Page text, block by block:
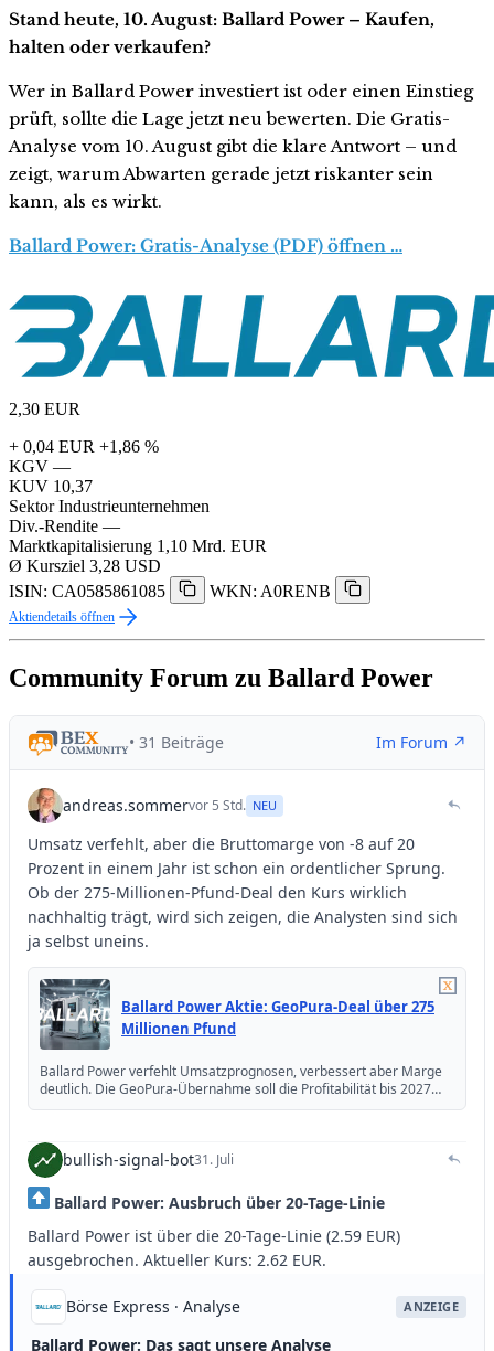
Stand heute, 10. August: Ballard Power – Kaufen,
halten oder verkaufen?
Wer in Ballard Power investiert ist oder einen Einstieg
prüft, sollte die Lage jetzt neu bewerten. Die Gratis-
Analyse vom 10. August gibt die klare Antwort – und
zeigt, warum Abwarten gerade jetzt riskanter sein
kann, als es wirkt.
Ballard Power: Gratis-Analyse (PDF) öffnen …
2,30 EUR
+ 0,04 EUR +1,86 %
KGV —
KUV 10,37
Sektor Industrieunternehmen
Div.-Rendite —
Marktkapitalisierung 1,10 Mrd. EUR
Ø Kursziel 3,28 USD
ISIN: CA0585861085
WKN: A0RENB
Aktiendetails öffnen
Community Forum zu Ballard Power